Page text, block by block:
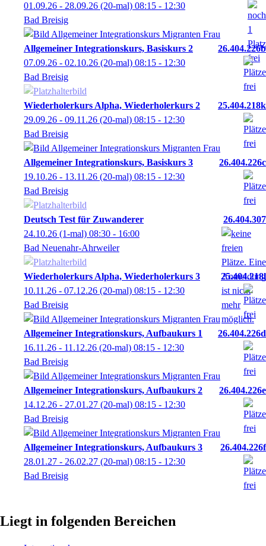
01.09.26 - 28.09.26 (20-mal) 08:15 - 12:30
Bad Breisig
Allgemeiner Integrationskurs, Basiskurs 2
26.404.226b
07.09.26 - 02.10.26 (20-mal) 08:15 - 12:30
Bad Breisig
Wiederholerkurs Alpha, Wiederholerkurs 2
25.404.218k
29.09.26 - 09.11.26 (20-mal) 08:15 - 12:30
Bad Breisig
Allgemeiner Integrationskurs, Basiskurs 3
26.404.226c
19.10.26 - 13.11.26 (20-mal) 08:15 - 12:30
Bad Breisig
Deutsch Test für Zuwanderer
26.404.307
24.10.26 (1-mal) 08:30 - 16:00
Bad Neuenahr-Ahrweiler
Wiederholerkurs Alpha, Wiederholerkurs 3
25.404.218l
10.11.26 - 07.12.26 (20-mal) 08:15 - 12:30
Bad Breisig
Allgemeiner Integrationskurs, Aufbaukurs 1
26.404.226d
16.11.26 - 11.12.26 (20-mal) 08:15 - 12:30
Bad Breisig
Allgemeiner Integrationskurs, Aufbaukurs 2
26.404.226e
14.12.26 - 27.01.27 (20-mal) 08:15 - 12:30
Bad Breisig
Allgemeiner Integrationskurs, Aufbaukurs 3
26.404.226f
28.01.27 - 26.02.27 (20-mal) 08:15 - 12:30
Bad Breisig
Liegt in folgenden Bereichen